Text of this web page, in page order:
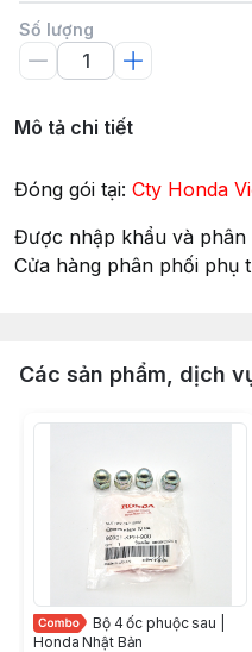
Số lượng
Mô tả chi tiết
Đóng gói tại: Cty Honda
Được nhập khẩu và phân
Cửa hàng phân phối phụ
Các sản phẩm, dịch
Bộ 4 ốc phuộc sau |
Honda Nhật Bản